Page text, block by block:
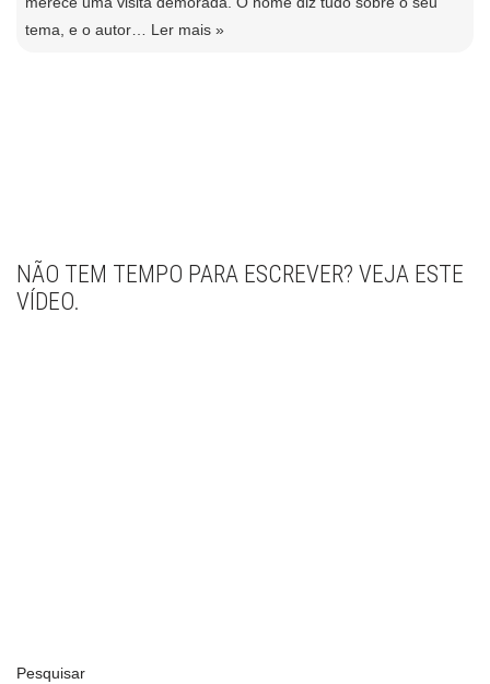
tema, e o autor… Ler mais »
NÃO TEM TEMPO PARA ESCREVER? VEJA ESTE
VÍDEO.
Pesquisar